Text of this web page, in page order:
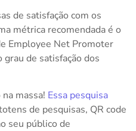
de satisfação com os
métrica recomendada é o
Employee Net Promoter
grau de satisfação dos
massa! Essa pesquisa
de pesquisas, QR code
seu público de